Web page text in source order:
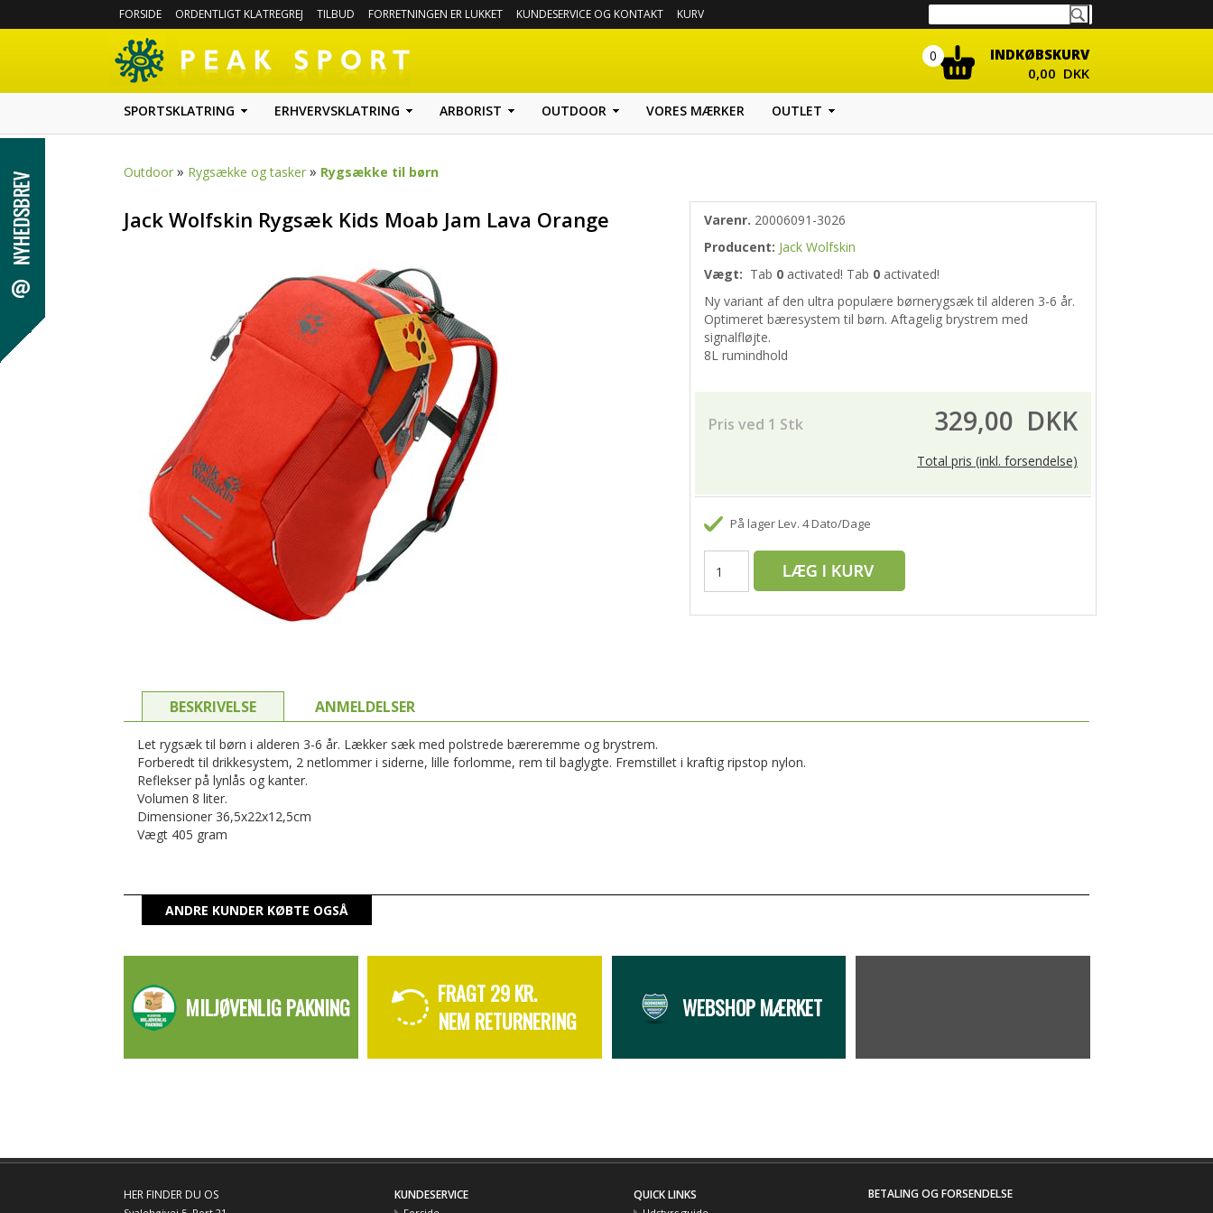
FORSIDE ORDENTLIGT KLATREGREJ TILBUD FORRETNINGEN ER LUKKET KUNDESERVICE OG KONTAKT KURV
0
INDKØBSKURV
0,00 DKK
SPORTSKLATRING ERHVERVSKLATRING ARBORIST OUTDOOR VORES MÆRKER OUTLET
Outdoor » Rygsække og tasker » Rygsække til børn
Jack Wolfskin Rygsæk Kids Moab Jam Lava Orange Varenr. 20006091-3026
Producent: Jack Wolfskin
Vægt: Tab 0activated! Tab 0activated!
Ny variant af den ultra populære børnerygsæk til alderen 3-6 år.
Optimeret bæresystem til børn. Aftagelig brystrem med
signalfløjte.
8L rumindhold
Pris ved 1 Stk 329,00 DKK
Total pris (inkl. forsendelse)
På lager Lev. 4 Dato/Dage
BESKRIVELSE ANMELDELSER
Let rygsæk til børn i alderen 3-6 år. Lækker sæk med polstrede bæreremme og brystrem.
Forberedt til drikkesystem, 2 netlommer i siderne, lille forlomme, rem til baglygte. Fremstillet i kraftig ripstop nylon.
Reflekser på lynlås og kanter.
Volumen 8 liter.
Dimensioner 36,5x22x12,5cm
Vægt 405 gram
ANDRE KUNDER KØBTE OGSÅ
MILJØVENLIG PAKNING
FRAGT 29 KR.
NEM RETURNERING
WEBSHOP MÆRKET
HER FINDER DU OS KUNDESERVICE QUICK LINKS BETALING OG FORSENDELSE